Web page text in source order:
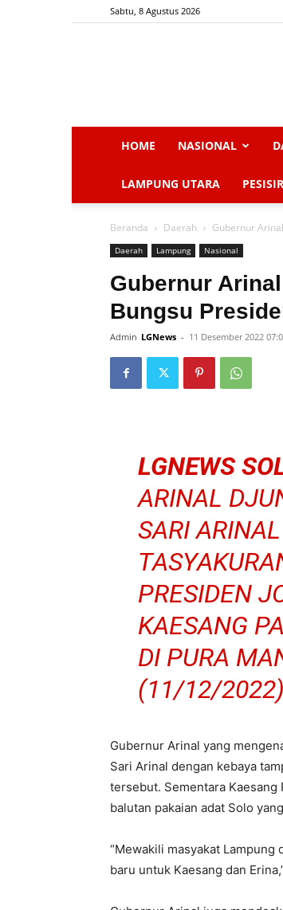
Sabtu, 8 Agustus 2026
HOME NASIONAL
LAMPUNG UTARA
Beranda Daerah Gubernur
Daerah Lampung Nasional
Gubernur
Bungsu
Admin LGNews - 11 Desember 2022
LGNEWS
ARINAL
SARI
PRESIDEN
KAESANG
DI PURA
(11/12/
Gubernur Arinal yang
Sari Arinal dengan kebaya
tersebut. Sementara Kaesang
balutan pakaian adat Solo
“Mewakili masyakat
baru untuk Kaesang dan